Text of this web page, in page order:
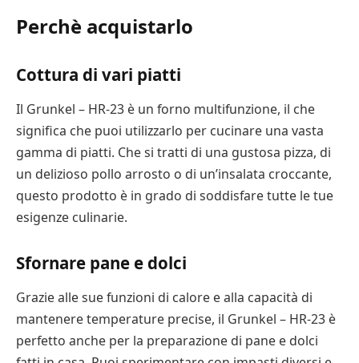
Perchè acquistarlo
Cottura di vari piatti
Il Grunkel – HR-23 è un forno multifunzione, il che
significa che puoi utilizzarlo per cucinare una vasta
gamma di piatti. Che si tratti di una gustosa pizza, di
un delizioso pollo arrosto o di un’insalata croccante,
questo prodotto è in grado di soddisfare tutte le tue
esigenze culinarie.
Sfornare pane e dolci
Grazie alle sue funzioni di calore e alla capacità di
mantenere temperature precise, il Grunkel – HR-23 è
perfetto anche per la preparazione di pane e dolci